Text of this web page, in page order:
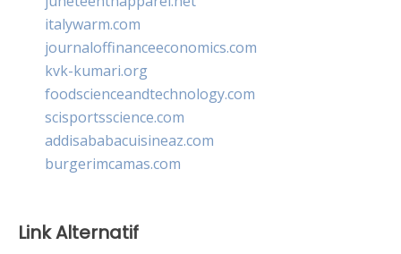
italywarm.com
journaloffinanceeconomics.com
kvk-kumari.org
foodscienceandtechnology.com
scisportsscience.com
addisababacuisineaz.com
burgerimcamas.com
Link Alternatif